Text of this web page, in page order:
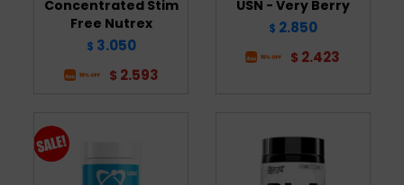
Concentrated Stim
Free Nutrex
$ 3.050
$ 2.593
USN - Very Berry
$ 2.850
$ 2.423